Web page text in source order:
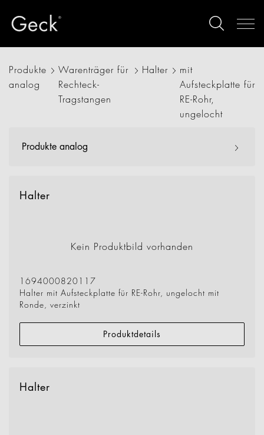
Produkte
analog
Warenträger für
Rechteck-
Tragstangen
Halter
mit
Aufsteckplatte für
RE-Rohr,
ungelocht
Produkte analog
Halter
Kein Produktbild vorhanden
1694000820117
Halter mit Aufsteckplatte für RE-Rohr, ungelocht mit
Ronde, verzinkt
Produktdetails
Halter